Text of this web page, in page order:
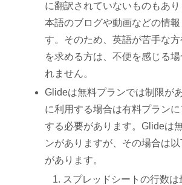
に翻訳されていないものもあり
本語のブログや動画などの情
す。そのため、英語が苦手な
を求める方は、不便を感じる
れません。
Glideは無料プランでは制限が
に利用する場合は有料プラン
する必要があります。Glideは
ンがありますが、その場合は
があります。
スプレッドシートの行数